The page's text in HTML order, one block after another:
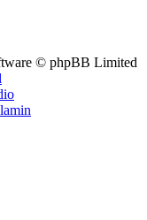
© phpBB Limited